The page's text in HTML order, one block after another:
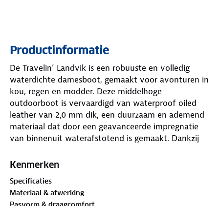
Productinformatie
De Travelin’ Landvik is een robuuste en volledig
waterdichte damesboot, gemaakt voor avonturen in
kou, regen en modder. Deze middelhoge
outdoorboot is vervaardigd van waterproof oiled
leather van 2,0 mm dik, een duurzaam en ademend
materiaal dat door een geavanceerde impregnatie
van binnenuit waterafstotend is gemaakt. Dankzij
getapete naden biedt de Landvik dubbele
voeten warm en droog blijven, zelfs tijdens
langdurig buitengebruik.
Kenmerken
Specificaties
Materiaal & afwerking